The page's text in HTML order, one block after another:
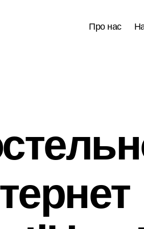
Про нас